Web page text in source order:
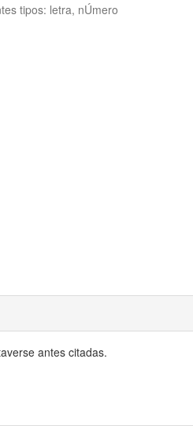
tipos: letra, nÚmero
antes citadas.